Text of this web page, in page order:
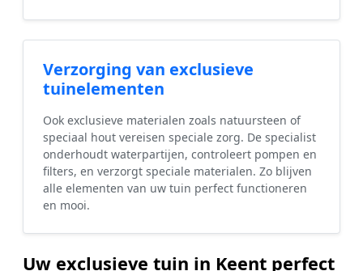
Verzorging van exclusieve
tuinelementen
Ook exclusieve materialen zoals natuursteen of
speciaal hout vereisen speciale zorg. De specialist
onderhoudt waterpartijen, controleert pompen en
filters, en verzorgt speciale materialen. Zo blijven
alle elementen van uw tuin perfect functioneren
en mooi.
Uw exclusieve tuin in Keent perfect